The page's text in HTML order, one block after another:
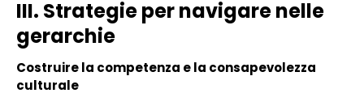
III. Strategie per navigare nelle
gerarchie
Costruire la competenza e la consapevolezza
culturale